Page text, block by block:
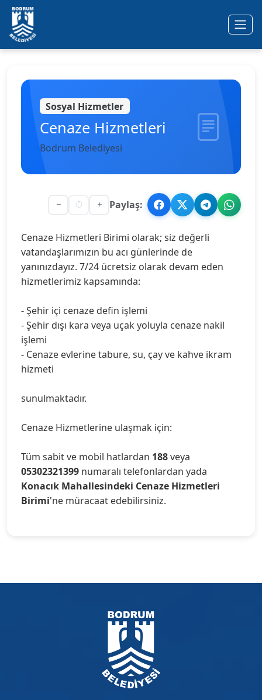
Ana içeriğe geç
Sosyal Hizmetler
Cenaze Hizmetleri
Bodrum Belediyesi
Paylaş:
Cenaze Hizmetleri Birimi olarak; siz değerli
vatandaşlarımızın bu acı günlerinde de
yanınızdayız. 7/24 ücretsiz olarak devam eden
hizmetlerimiz kapsamında:
- Şehir içi cenaze defin işlemi
- Şehir dışı kara veya uçak yoluyla cenaze nakil
işlemi
- Cenaze evlerine tabure, su, çay ve kahve ikram
hizmeti
sunulmaktadır.
Cenaze Hizmetlerine ulaşmak için:
Tüm sabit ve mobil hatlardan 188veya
05302321399 numaralı telefonlardan yada
Konacık Mahallesindeki Cenaze Hizmetleri
Birimi'ne müracaat edebilirsiniz.